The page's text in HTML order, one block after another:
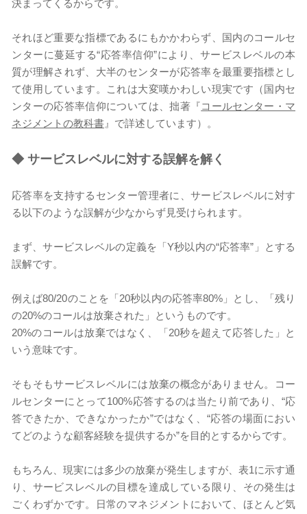
決まってくるからです。
それほど重要な指標であるにもかかわらず、国内のコールセ
ンターに蔓延する“応答率信仰”により、サービスレベルの本
質が理解されず、大半のセンターが応答率を最重要指標とし
て使用しています。これは大変嘆かわしい現実です（国内セ
ンターの応答率信仰については、拙著『コールセンター・マ
ネジメントの教科書 』で詳述しています）。
◆ サービスレベルに対する誤解を解く
応答率を支持するセンター管理者に、サービスレベルに対す
る以下のような誤解が少なからず見受けられます。
まず、サービスレベルの定義を「Y秒以内の“応答率”」とする
誤解です。
例えば80/20のことを「20秒以内の応答率80%」とし、「残り
の20%のコールは放棄された」というものです。
20%のコールは放棄ではなく、「20秒を超えて応答した」と
いう意味です。
そもそもサービスレベルには放棄の概念がありません。コー
ルセンターにとって100%応答するのは当たり前であり、“応
答できたか、できなかったか”ではなく、“応答の場面におい
てどのような顧客経験を提供するか”を目的とするからです。
もちろん、現実には多少の放棄が発生しますが、表1に示す通
り、サービスレベルの目標を達成している限り、その発生は
ごくわずかです。日常のマネジメントにおいて、ほとんど気